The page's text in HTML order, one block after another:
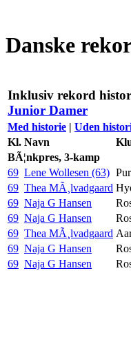
Danske
Inklusiv rekord
Junior Damer
Med historie | Uden
Kl. Navn
BÃ¦nkpres, 3-kamp
69 Lene Wollesen (63)
69 Thea MÃ¸lvadgaard
69 Naja G Hansen
69 Naja G Hansen
69 Thea MÃ¸lvadgaard
69 Naja G Hansen
69 Naja G Hansen